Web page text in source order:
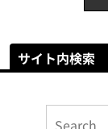
サイト内検索